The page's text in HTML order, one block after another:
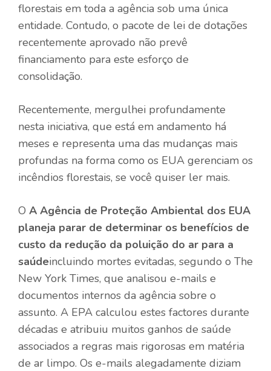
florestais em toda a agência sob uma única
entidade. Contudo, o pacote de lei de dotações
recentemente aprovado não prevê
financiamento para este esforço de
consolidação.
Recentemente, mergulhei profundamente
nesta iniciativa, que está em andamento há
meses e representa uma das mudanças mais
profundas na forma como os EUA gerenciam os
incêndios florestais, se você quiser ler mais.
O A Agência de Proteção Ambiental dos EUA
planeja parar de determinar os benefícios de
custo da redução da poluição do ar para a
saúdeincluindo mortes evitadas, segundo o The
New York Times, que analisou e-mails e
documentos internos da agência sobre o
assunto. A EPA calculou estes factores durante
décadas e atribuiu muitos ganhos de saúde
associados a regras mais rigorosas em matéria
de ar limpo. Os e-mails alegadamente diziam